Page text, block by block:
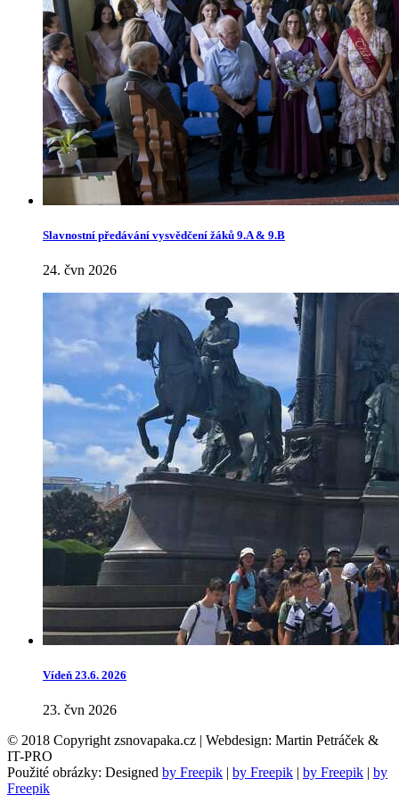
Slavnostní předávání vysvědčení žáků 9.A & 9.B
24. čvn 2026
Vídeň 23.6. 2026
23. čvn 2026
© 2018 Copyright zsnovapaka.cz | Webdesign: Martin Petráček &
IT-PRO
Použité obrázky: Designed by Freepik | by Freepik | by Freepik | by
Freepik